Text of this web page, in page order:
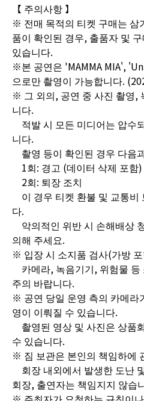
【 주의사항 】
※ 전매 목적의 티켓 구매는 삼
품이 확인된 경우, 출품자 및
있습니다.
※본 공연은 'MAMMA MIA',
으로만 촬영이 가능합니다.
※ 그 외의, 공연 중 사진 촬영,
니다.
적발 시 모든 미디어는 압수
니다.
촬영 등이 확인된 경우 다음
1회: 경고 (데이터 삭제 포함)
2회: 퇴장 조치
이 경우 티켓 환불 및 교통비
다.
악의적인 위반 시 손해배상
의해 주세요.
※ 입장 시 소지품 검사(가방
카메라, 녹음기기, 위험물 등
주의 바랍니다.
※ 공연 당일 운영 측의 카메라
영이 이뤄질 수 있습니다.
촬영된 영상 및 사진은 상품
수 있습니다.
※ 짐 보관은 본인의 책임하에
회장 내외에서 발생한 도난
회장, 출연자는 책임지지 않습